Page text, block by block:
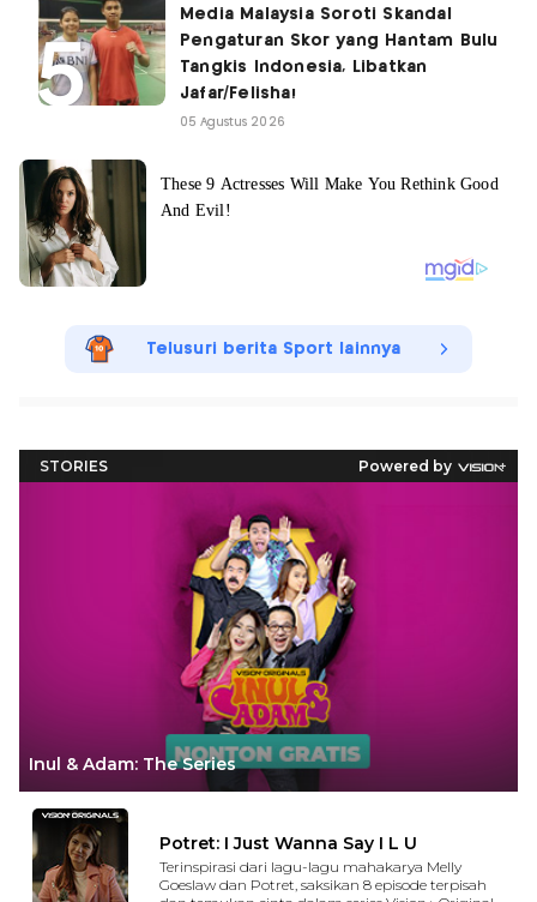
Media Malaysia Soroti Skandal
Pengaturan Skor yang Hantam Bulu
Tangkis Indonesia, Libatkan
Jafar/Felisha!
05 Agustus 2026
Telusuri berita Sport lainnya